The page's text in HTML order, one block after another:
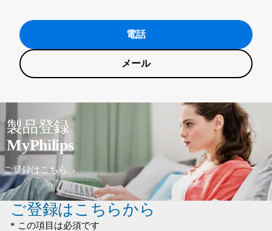
電話
メール
製品登録
MyPhilips
ご登録はこちら
ご登録はこちらから
* この項目は必須です